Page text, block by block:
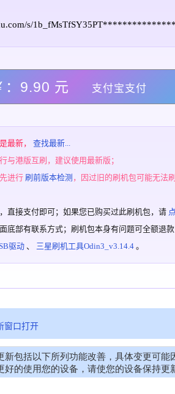
s/
：9.90 元 支付宝支付
最新，查找最新...
与港版互刷，建议使用最新版；
进行 刷前版本检测 ，因过旧的刷机包可能无法
直接支付即可；如果您已购买过此刷机包，请
底部有联系方式；刷机包本身有问题可全额退款
驱动 、 三星刷机工具Odin3_v3.14.4 。
窗口打开